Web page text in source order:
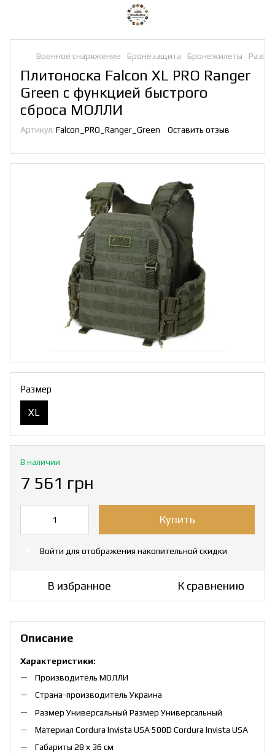
Военное снаряжение Бронезащита Бронежилеты
Плитоноска Falcon XL PRO Ranger
Green с функцией быстрого
сброса МОЛЛИ
Артикул: Falcon_PRO_Ranger_Green Оставить отзыв
Размер
XL
В наличии
7 561 грн
Купить
Войти для отображения накопительной скидки
В избранное К сравнению
Описание
Характеристики:
Производитель МОЛЛИ
Страна-производитель Украина
Размер Универсальный Размер Универсальный
Материал Cordura Invista USA 500D Cordura Invista USA
Габариты 28 х 36 см